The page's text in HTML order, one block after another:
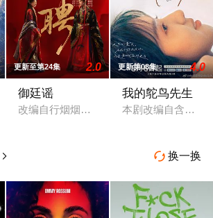
改编。江逾白长大以后，林知夏忽然对他说
更新至第24集 2.0
御廷谣
改编自行烟烟的同名小说。孟廷辉，大平
更新第08集 4.0
我的鸵鸟先生
本剧改编自含胭的
 换一换
